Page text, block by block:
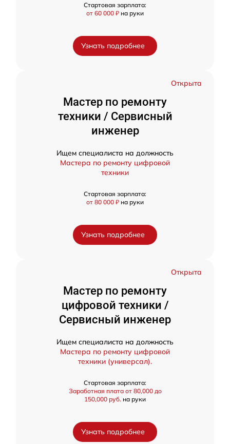
Стартовая зарплата:
от 60 000 ₽ на руки
Узнать подробнее
Открыта
Мастер по ремонту
техники / Сервисный
инженер
Ищем специалиста на должность
Мастера по ремонту цифровой
техники
Стартовая зарплата:
от 80 000 ₽ на руки
Узнать подробнее
Открыта
Мастер по ремонту
цифровой техники /
Сервисный инженер
Ищем специалиста на должность
Мастера по ремонту цифровой
техники (универсал).
Стартовая зарплата:
Заработная плата от 80,000 до
150,000 руб. на руки
Узнать подробнее